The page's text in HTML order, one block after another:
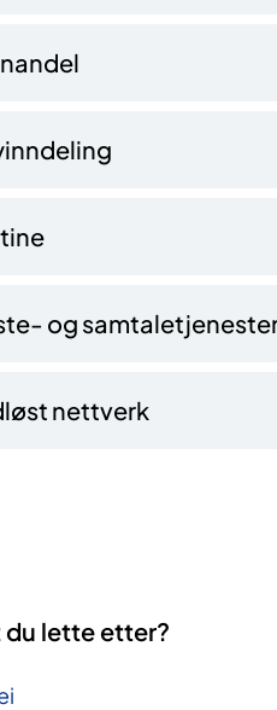
og
nettverk
du lette etter?